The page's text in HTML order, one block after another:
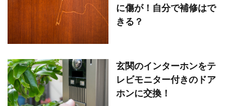
に傷が！自分で補修はで
きる？
玄関のインターホンをテ
レビモニター付きのドア
ホンに交換！